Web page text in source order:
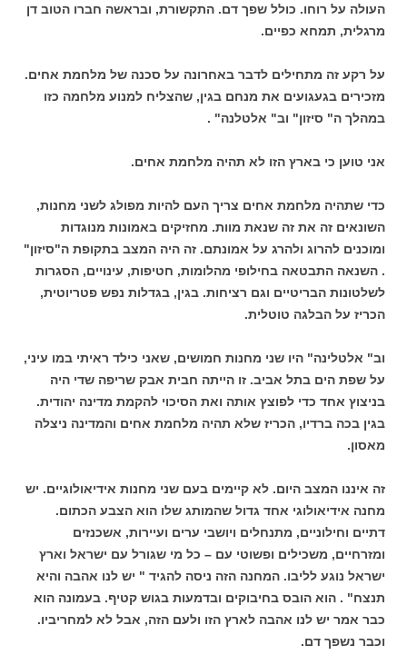
העולה על רוחו. כולל שפך דם. התקשורת, ובראשה חברו הטוב דן
מרגלית, תמחא כפיים.
על רקע זה מתחילים לדבר באחרונה על סכנה של מלחמת אחים.
מזכירים בגעגועים את מנחם בגין, שהצליח למנוע מלחמה כזו
במהלך ה" סיזון" וב" אלטלנה" .
אני טוען כי בארץ הזו לא תהיה מלחמת אחים.
כדי שתהיה מלחמת אחים צריך העם להיות מפולג לשני מחנות,
השונאים זה את זה שנאת מוות. מחזיקים באמונות מנוגדות
ומוכנים להרוג ולהרג על אמונתם. זה היה המצב בתקופת ה"סיזון"
. השנאה התבטאה בחילופי מהלומות, חטיפות, עינויים, הסגרות
לשלטונות הבריטיים וגם רציחות. בגין, בגדלות נפש פטריוטית,
הכריז על הבלגה טוטלית.
וב" אלטלינה" היו שני מחנות חמושים, שאני כילד ראיתי במו עיני,
על שפת הים בתל אביב. זו הייתה חבית אבק שריפה שדי היה
בניצוץ אחד כדי לפוצץ אותה ואת הסיכוי להקמת מדינה יהודית.
בגין בכה ברדיו, הכריז שלא תהיה מלחמת אחים והמדינה ניצלה
מאסון.
זה איננו המצב היום. לא קיימים בעם שני מחנות אידיאולוגיים. יש
מחנה אידיאולוגי אחד גדול שהמותג שלו הוא הצבע הכתום.
דתיים וחילוניים, מתנחלים ויושבי ערים ועיירות, אשכנזים
ומזרחיים, משכילים ופשוטי עם – כל מי שגורל עם ישראל וארץ
ישראל נוגע לליבו. המחנה הזה ניסה להגיד " יש לנו אהבה והיא
תנצח" . הוא הובס בחיבוקים ובדמעות בגוש קטיף. בעמונה הוא
כבר אמר יש לנו אהבה לארץ הזו ולעם הזה, אבל לא למחריביו.
וכבר נשפך דם.